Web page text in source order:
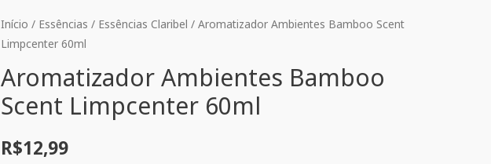
Início / Essências / Essências Claribel / Aromatizador Ambientes Bamboo Scent
Limpcenter 60ml
Aromatizador Ambientes Bamboo
Scent Limpcenter 60ml
R$12,99